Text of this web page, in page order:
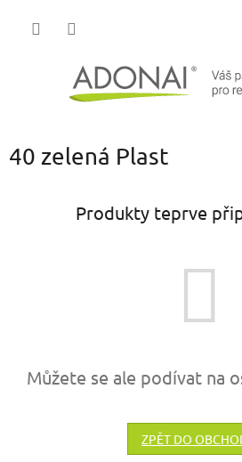
40 zelená Plast
Produkty teprve
Můžete se ale podívat na
ZPĚT DO